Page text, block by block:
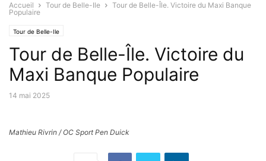
Accueil Tour de Belle-Ile
Tour de Belle-Île. Victoire du Maxi Banque
Populaire
Tour de Belle-Ile
Tour de Belle-Île. Victoire du
Maxi Banque Populaire
14 mai 2025
Mathieu Rivrin / OC Sport Pen Duick